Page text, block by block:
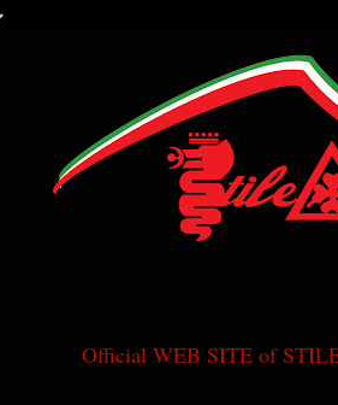
Official WEB SITE of